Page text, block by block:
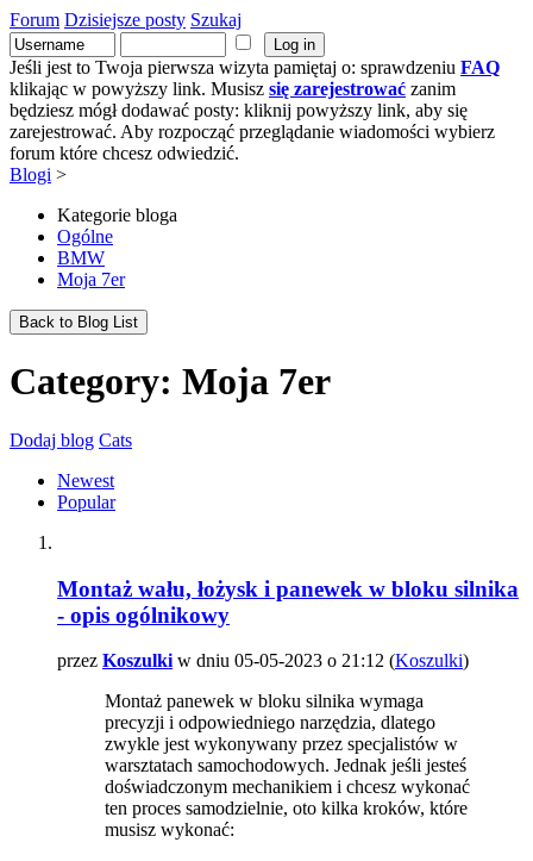
Forum Dzisiejsze posty Szukaj
Jeśli jest to Twoja pierwsza wizyta pamiętaj o: sprawdzeniu FAQ
klikając w powyższy link. Musisz się zarejestrować zanim
będziesz mógł dodawać posty: kliknij powyższy link, aby się
zarejestrować. Aby rozpocząć przeglądanie wiadomości wybierz
forum które chcesz odwiedzić.
Blogi >
Kategorie bloga
Ogólne
BMW
Moja 7er
Back to Blog List
Category: Moja 7er
Dodaj blog Cats
Newest
Popular
Montaż wału, łożysk i panewek w bloku silnika
- opis ogólnikowy
przez Koszulki w dniu 05-05-2023 o 21:12 (Koszulki)
Montaż panewek w bloku silnika wymaga
precyzji i odpowiedniego narzędzia, dlatego
zwykle jest wykonywany przez specjalistów w
warsztatach samochodowych. Jednak jeśli jesteś
doświadczonym mechanikiem i chcesz wykonać
ten proces samodzielnie, oto kilka kroków, które
musisz wykonać: